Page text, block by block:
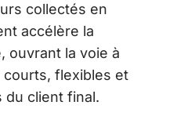
collectés en
accélère la
ouvrant la voie à
courts, flexibles et
du client final.